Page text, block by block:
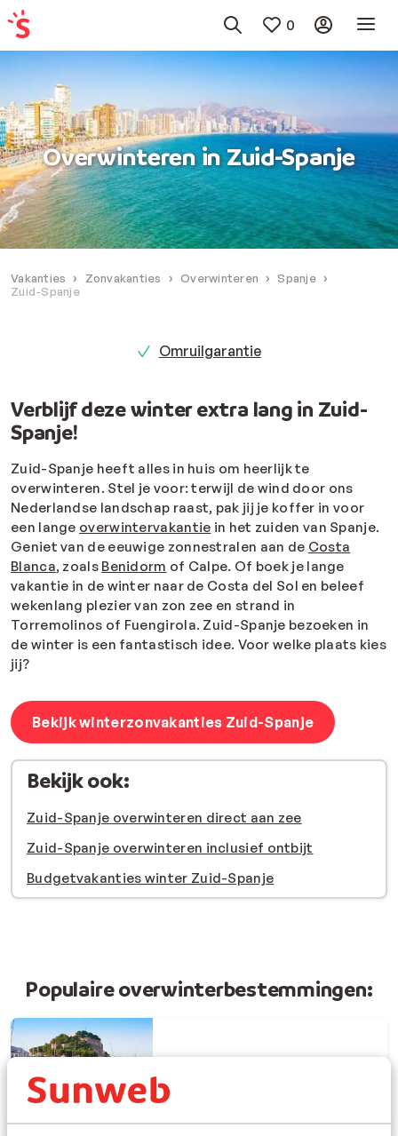
0
Overwinteren in Zuid-Spanje
Vakanties Zonvakanties Overwinteren
Spanje
Zuid-Spanje
Omruilgarantie
Verblijf deze winter extra lang in Zuid-
Spanje!
Zuid-Spanje heeft alles in huis om heerlijk te
overwinteren. Stel je voor: terwijl de wind door ons
Nederlandse landschap raast, pak jij je koffer in voor
een lange overwintervakantie in het zuiden van Spanje.
Geniet van de eeuwige zonnestralen aan de Costa
Blanca, zoals Benidorm of Calpe. Of boek je lange
vakantie in de winter naar de Costa del Sol en beleef
wekenlang plezier van zon zee en strand in
Torremolinos of Fuengirola. Zuid-Spanje bezoeken in
de winter is een fantastisch idee. Voor welke plaats kies
jij?
Bekijk winterzonvakanties Zuid-Spanje
Bekijk ook:
Zuid-Spanje overwinteren direct aan zee
Zuid-Spanje overwinteren inclusief ontbijt
Budgetvakanties winter Zuid-Spanje
Populaire overwinterbestemmingen: